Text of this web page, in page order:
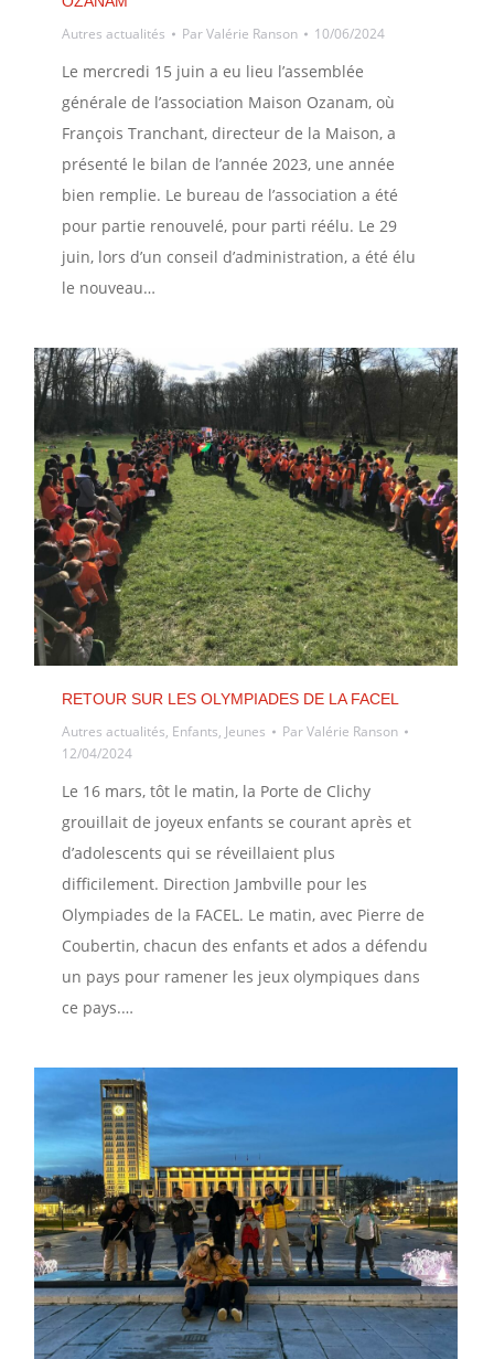
Autres actualités ParValérie Ranson 10/06/2024
Le mercredi 15 juin a eu lieu l’assemblée
générale de l’association Maison Ozanam, où
François Tranchant, directeur de la Maison, a
présenté le bilan de l’année 2023, une année
bien remplie. Le bureau de l’association a été
pour partie renouvelé, pour parti réélu. Le 29
juin, lors d’un conseil d’administration, a été élu
le nouveau…
RETOUR SUR LES OLYMPIADES DE LA FACEL
Autres actualités, Enfants, Jeunes ParValérie Ranson
12/04/2024
Le 16 mars, tôt le matin, la Porte de Clichy
grouillait de joyeux enfants se courant après et
d’adolescents qui se réveillaient plus
difficilement. Direction Jambville pour les
Olympiades de la FACEL. Le matin, avec Pierre de
Coubertin, chacun des enfants et ados a défendu
un pays pour ramener les jeux olympiques dans
ce pays.…